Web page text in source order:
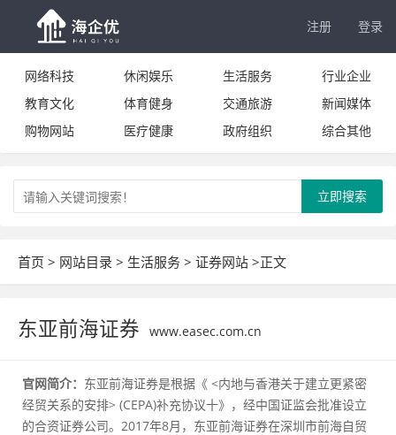
注册 登录
网络科技 休闲娱乐 生活服务
行业企业
教育文化
体育健身 交通旅游
新闻媒体
购物网站
医疗健康 政府组织 综合其他
立即搜索
首页 > 网站目录 > 生活服务 > 证券网站 >正文
东亚前海证券 www.easec.com.cn
官网简介： 东亚前海证券是根据《 <内地与香港关于建立更紧密
经贸关系的安排> (CEPA)补充协议十》，经中国证监会批准设立
的合资证券公司。2017年8月，东亚前海证券在深圳市前海自贸